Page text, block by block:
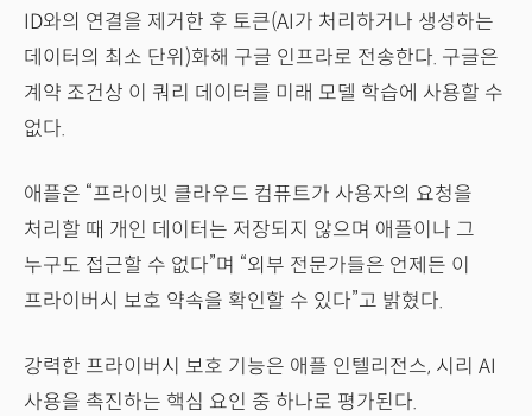
ID와의 연결을 제거한 후 토큰(AI가 처리하거나 생성하는
데이터의 최소 단위)화해 구글 인프라로 전송한다. 구글은
계약 조건상 이 쿼리 데이터를 미래 모델 학습에 사용할 수
없다.
애플은 “프라이빗 클라우드 컴퓨트가 사용자의 요청을
처리할 때 개인 데이터는 저장되지 않으며 애플이나 그
누구도 접근할 수 없다”며 “외부 전문가들은 언제든 이
프라이버시 보호 약속을 확인할 수 있다”고 밝혔다.
강력한 프라이버시 보호 기능은 애플 인텔리전스, 시리 AI
사용을 촉진하는 핵심 요인 중 하나로 평가된다.